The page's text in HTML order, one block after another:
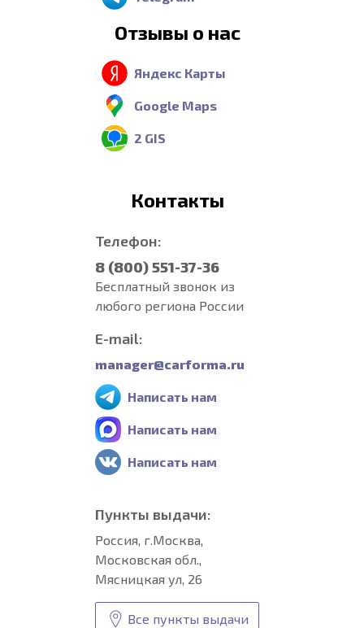
Отзывы о нас
Яндекс Карты
Google Maps
2 GIS
Контакты
Телефон:
8 (800) 551-37-36
Бесплатный звонок из
любого региона России
E-mail:
manager@carforma.ru
Написать нам
Написать нам
Написать нам
Пункты выдачи:
Россия, г.Москва,
Московская обл.,
Мясницкая ул, 26
Все пункты выдачи